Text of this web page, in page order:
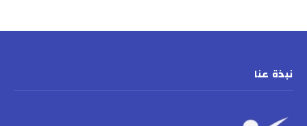
نبذة عنا